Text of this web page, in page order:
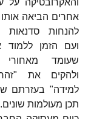
והאקרובטיקה על
אחרים הביאה
להנחות סדנאות
ועם הזמן
שעומד מאחורי
ולהקים את "זהר
למידה" בעזרתם
תכן מעולמות שונים.